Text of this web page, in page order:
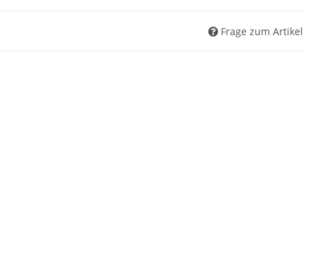
Frage zum Artikel